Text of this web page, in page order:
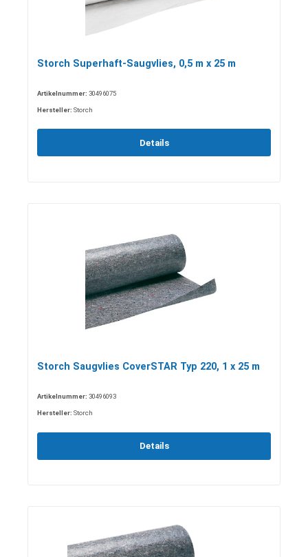
Storch Superhaft-Saugvlies, 0,5 m x 25 m
Artikelnummer: 30496075
Hersteller: Storch
Details
Storch Saugvlies CoverSTAR Typ 220, 1 x 25 m
Artikelnummer: 30496093
Hersteller: Storch
Details